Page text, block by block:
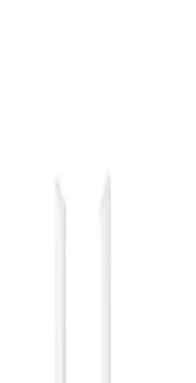
TP-Link Deco X60 (3-
geniş kapsama alanı
teknolojileri ve trendler